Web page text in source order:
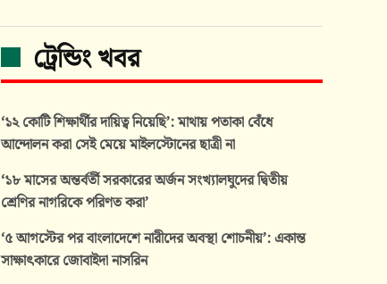
ট্রেন্ডিং খবর
‘১২ কোটি শিক্ষার্থীর দায়িত্ব নিয়েছি’: মাথায় পতাকা বেঁধে
আন্দোলন করা সেই মেয়ে মাইলস্টোনের ছাত্রী না
‘১৮ মাসের অন্তর্বর্তী সরকারের অর্জন সংখ্যালঘুদের দ্বিতীয়
শ্রেণির নাগরিকে পরিণত করা’
‘৫ আগস্টের পর বাংলাদেশে নারীদের অবস্থা শোচনীয়’: একান্ত
সাক্ষাৎকারে জোবাইদা নাসরিন